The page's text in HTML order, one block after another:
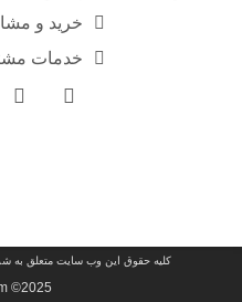
خرید و مشاوره:
خدمات مشتریان:
کلیه حقوق این وب سایت متعلق به
2025© Gplusit.com